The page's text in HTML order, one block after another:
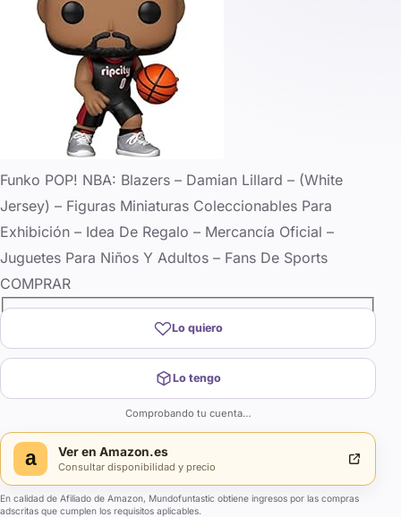
Funko POP! NBA: Blazers – Damian Lillard – (White
Jersey) – Figuras Miniaturas Coleccionables Para
Exhibición – Idea De Regalo – Mercancía Oficial –
Juguetes Para Niños Y Adultos – Fans De Sports
COMPRAR
Lo quiero
Lo tengo
Comprobando tu cuenta…
a Ver en Amazon.es
Consultar disponibilidad y precio
En calidad de Afiliado de Amazon, Mundofuntastic obtiene ingresos por las compras
adscritas que cumplen los requisitos aplicables.